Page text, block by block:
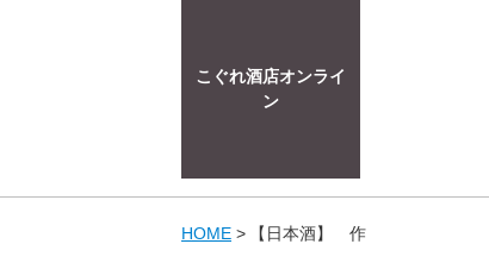
こぐれ酒店オンライ
ン
HOME 【日本酒】 作